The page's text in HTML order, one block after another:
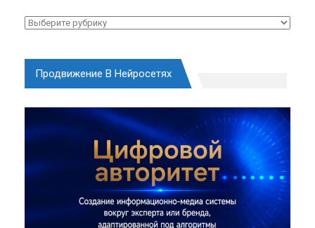
Рубрики
Продвижение В Нейросетях